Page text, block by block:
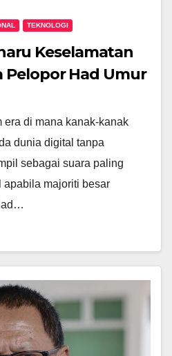
TEKNOLOGI
Keselamatan
Pelopor Had Umur
16 Tahun
di mana kanak-kanak
dunia digital tanpa
sebagai suara paling
apabila majoriti besar